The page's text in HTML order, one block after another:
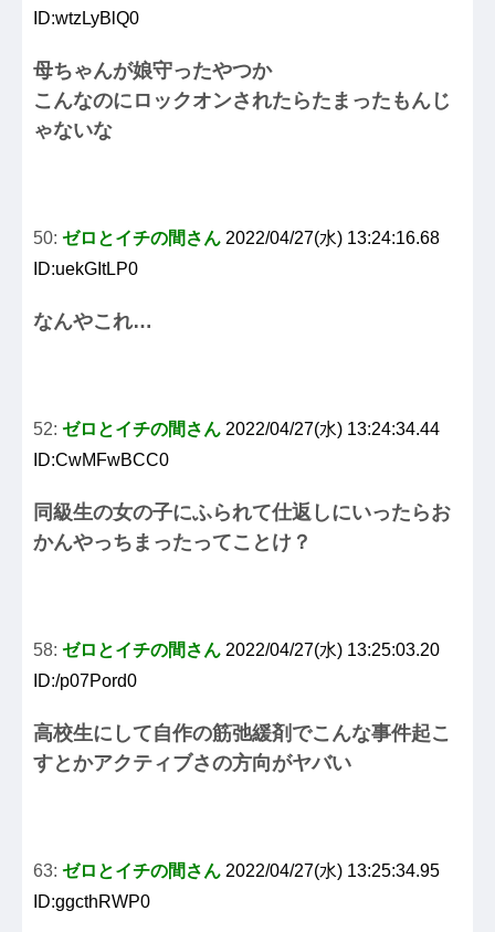
ID:wtzLyBlQ0
母ちゃんが娘守ったやつか
こんなのにロックオンされたらたまったもんじ
ゃないな
50: ゼロとイチの間さん 2022/04/27(水) 13:24:16.68
ID:uekGItLP0
なんやこれ…
52: ゼロとイチの間さん 2022/04/27(水) 13:24:34.44
ID:CwMFwBCC0
同級生の女の子にふられて仕返しにいったらお
かんやっちまったってことけ？
58: ゼロとイチの間さん 2022/04/27(水) 13:25:03.20
ID:/p07Pord0
高校生にして自作の筋弛緩剤でこんな事件起こ
すとかアクティブさの方向がヤバい
63: ゼロとイチの間さん 2022/04/27(水) 13:25:34.95
ID:ggcthRWP0